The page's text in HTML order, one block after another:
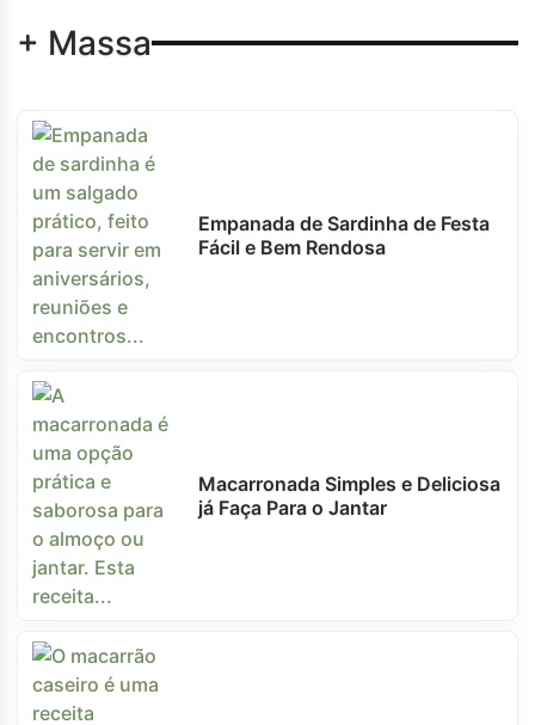
+ Massa
Empanada de Sardinha de Festa
Fácil e Bem Rendosa
Macarronada Simples e Deliciosa
já Faça Para o Jantar